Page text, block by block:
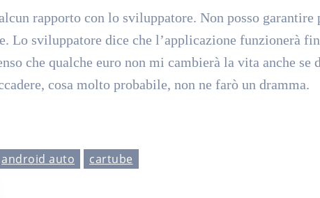
rapporto con lo sviluppatore. Non posso garantire
Lo sviluppatore dice che l’applicazione funzionerà
che qualche euro non mi cambierà la vita anche se
cosa molto probabile, non ne farò un dramma.
android auto cartube